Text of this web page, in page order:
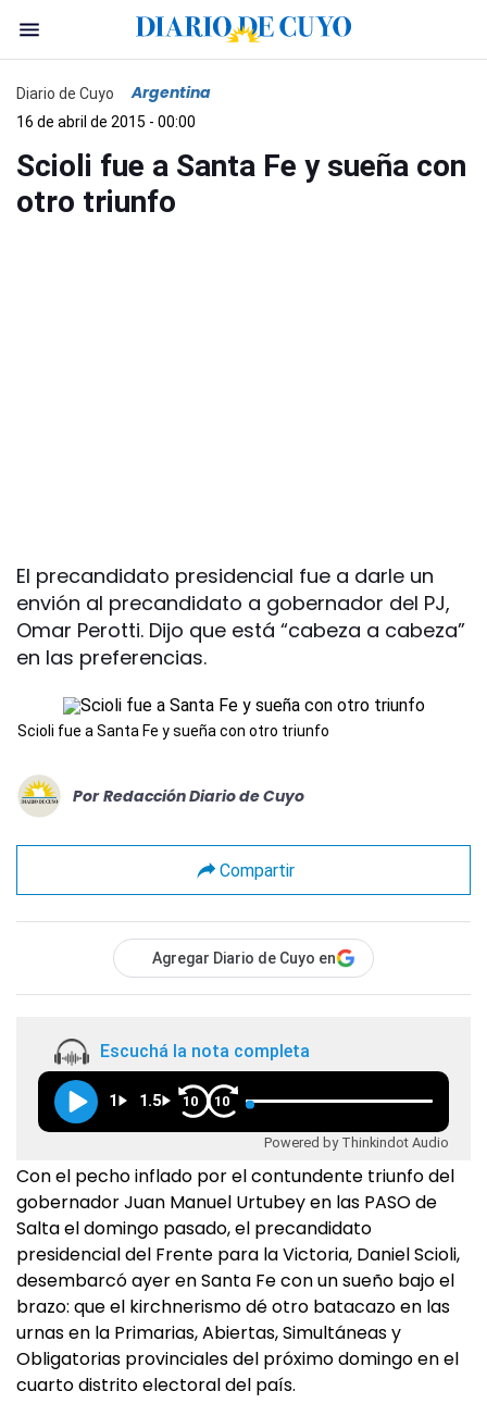
Diario de Cuyo Argentina
16 de abril de 2015 - 00:00
Scioli fue a Santa Fe y sueña con
otro triunfo
El precandidato presidencial fue a darle un
envión al precandidato a gobernador del PJ,
Omar Perotti. Dijo que está “cabeza a cabeza”
en las preferencias.
Scioli fue a Santa Fe y sueña con otro triunfo
Por Redacción Diario de Cuyo
Compartir
Agregar Diario de Cuyo en
Escuchá la nota completa
1 1.5 10 10
Powered by Thinkindot Audio
Con el pecho inflado por el contundente triunfo del
gobernador Juan Manuel Urtubey en las PASO de
Salta el domingo pasado, el precandidato
presidencial del Frente para la Victoria, Daniel Scioli,
desembarcó ayer en Santa Fe con un sueño bajo el
brazo: que el kirchnerismo dé otro batacazo en las
urnas en la Primarias, Abiertas, Simultáneas y
Obligatorias provinciales del próximo domingo en el
cuarto distrito electoral del país.